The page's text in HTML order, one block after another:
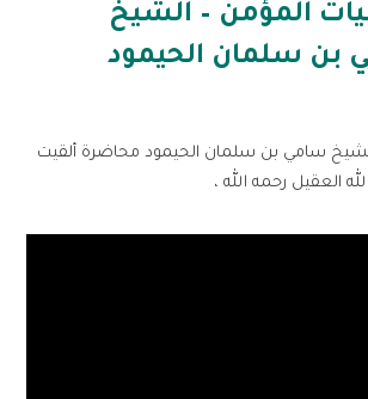
المؤمن – الشيخ
بن سلمان الحيمود
سامي بن سلمان الحيمود محاضرة ألقيت
العقيل رحمه الله ،